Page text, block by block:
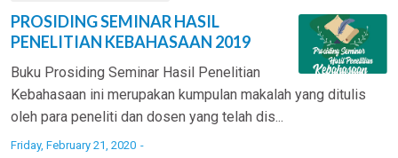
PROSIDING SEMINAR HASIL
PENELITIAN KEBAHASAAN 2019
Buku Prosiding Seminar Hasil Penelitian
Kebahasaan ini merupakan kumpulan makalah yang ditulis
oleh para peneliti dan dosen yang telah dis...
Friday, February 21, 2020